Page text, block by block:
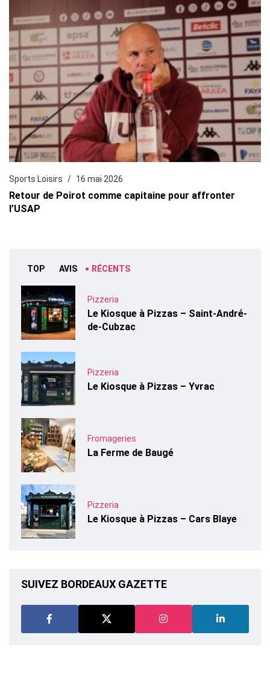
Sports Loisirs 16 mai 2026
Retour de Poirot comme capitaine pour affronter
l’USAP
TOP AVIS RÉCENTS
Pizzeria
Le Kiosque à Pizzas – Saint-André-
de-Cubzac
Pizzeria
Le Kiosque à Pizzas – Yvrac
Fromageries
La Ferme de Baugé
Pizzeria
Le Kiosque à Pizzas – Cars Blaye
SUIVEZ BORDEAUX GAZETTE